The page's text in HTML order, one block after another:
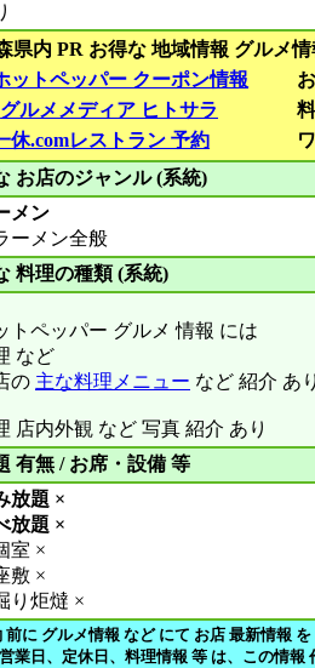
県内 PR お得な 地域情報 グルメ情
ットペッパー クーポン情報
グルメメディア ヒトサラ
休.comレストラン 予約
お店のジャンル (系統)
メン
メン全般
料理の種類 (系統)
トペッパー グルメ 情報 には
など
の 主な料理メニュー など 紹介 あり
店内外観 など 写真 紹介 あり
有無 / お席・設備 等
放題 ×
放題 ×
室 ×
敷 ×
炬燵 ×
に グルメ情報 など にて お店 最新情報 を
業日、定休日、料理情報 等 は、この情報